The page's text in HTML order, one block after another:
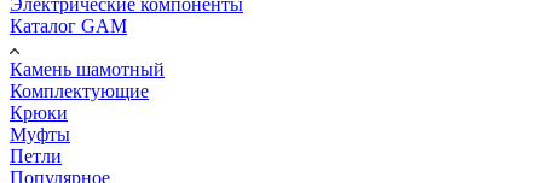
Каталог GAM
Камень шамотный
Комплектующие
Крюки
Муфты
Петли
Популярное